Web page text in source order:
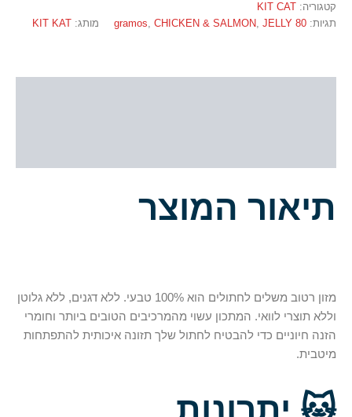
קטגוריה: KIT CAT
תגיות: 80 gramos
, CHICKEN & SALMON, JELLY מותג: KIT KAT
תיאור המוצר
מזון רטוב משלים לחתולים הוא 100% טבעי. ללא דגנים, ללא גלוטן
וללא תוצרי לוואי. המתכון עשוי מהמרכיבים הטובים ביותר וחומרי
הזנה חיוניים כדי להבטיח לחתול שלך תזונה איכותית להתפתחות
מיטבית.